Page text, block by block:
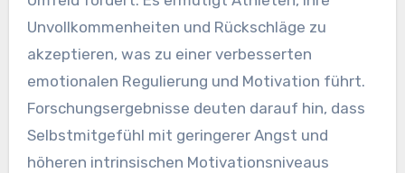
Unvollkommenheiten und Rückschläge zu
akzeptieren, was zu einer verbesserten
emotionalen Regulierung und Motivation führt.
Forschungsergebnisse deuten darauf hin, dass
Selbstmitgefühl mit geringerer Angst und
höheren intrinsischen Motivationsniveaus